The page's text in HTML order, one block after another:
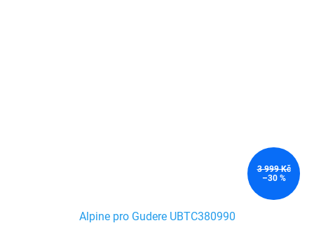
3 999 Kč
–30 %
Alpine pro Gudere UBTC380990